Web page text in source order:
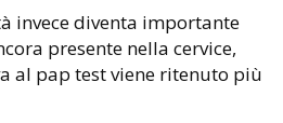
invece diventa importante
presente nella cervice,
al pap test viene ritenuto più